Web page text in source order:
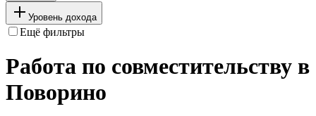
Уровень дохода
Ещё фильтры
Работа по совместительству в
Поворино